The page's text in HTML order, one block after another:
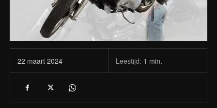
22 maart 2024 Leestijd: 1 min.